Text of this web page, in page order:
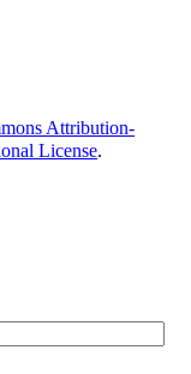
Attribution-
License.